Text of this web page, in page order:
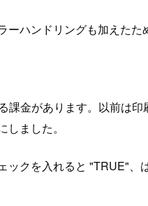
ーハンドリングも加えた
課金があります。以前は
ました。
クを入れると "TRUE"、